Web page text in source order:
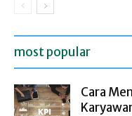
most popular
Cara